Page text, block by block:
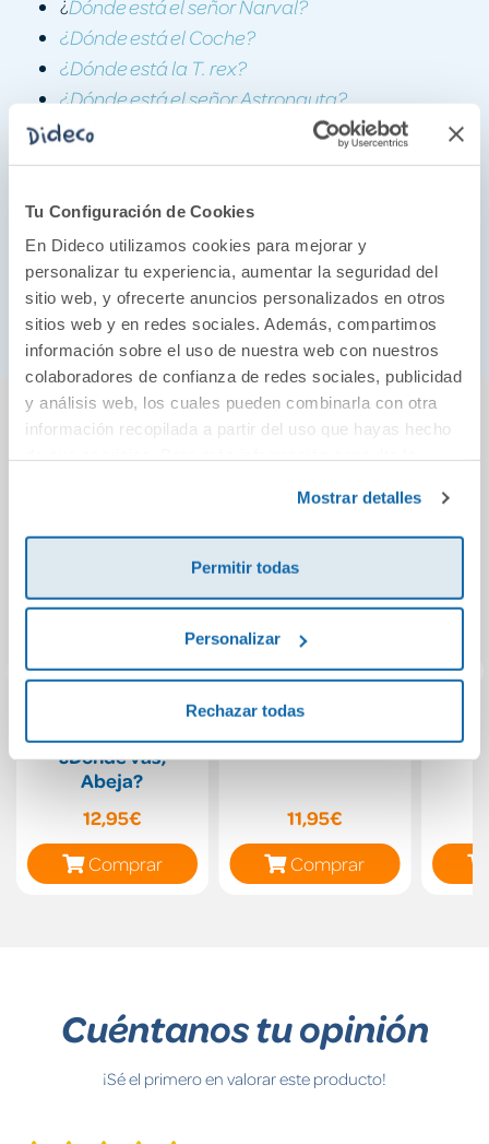
Tu Configuración de Cookies
En Dideco utilizamos cookies para mejorar y
personalizar tu experiencia, aumentar la seguridad del
sitio web, y ofrecerte anuncios personalizados en otros
sitios web y en redes sociales. Además, compartimos
información sobre el uso de nuestra web con nuestros
colaboradores de confianza de redes sociales, publicidad
y análisis web, los cuales pueden combinarla con otra
información recopilada a partir del uso que hayas hecho
Mostrar detalles
Permitir todas
Personalizar
Rechazar todas
¿Dónde está el señor Narval?
¿Dónde está el Coche?
¿Dónde está la T. rex?
¿Dónde está el señor Astronauta?
¿Dónde está el señor Pingüino?
¿Dónde está el señor Unicornio?
¿Dónde está el señor León?
¿Dónde está la señora Bruja?
¿Dónde está Frida Kahlo?
¿Dónde está Papá Noel?
También podría gustarte...
¿Dónde vas,
Abeja?
12,95€
Comprar
11,95€
Comprar
Cuéntanos tu opinión
¡Sé el primero en valorar este producto!